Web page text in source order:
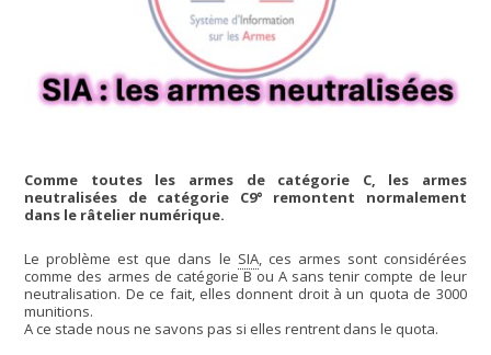
Comme toutes les armes de catégorie C, les armes
neutralisées de catégorie C9° remontent normalement
dans le râtelier numérique.
Le problème est que dans le SIA, ces armes sont considérées
comme des armes de catégorie B ou A sans tenir compte de leur
neutralisation. De ce fait, elles donnent droit à un quota de 3000
munitions.
A ce stade nous ne savons pas si elles rentrent dans le quota.